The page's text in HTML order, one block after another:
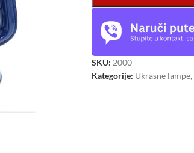
SKU: 2000
Kategorije: Ukrasne lampe,